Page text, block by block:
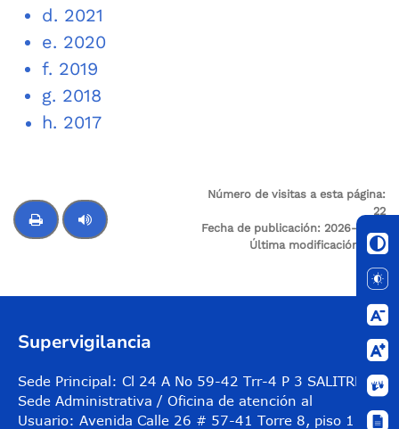
d. 2021
e. 2020
f. 2019
g. 2018
h. 2017
Número de visitas a esta página:
22
Fecha de publicación: 2026-01-10
Última modificación:
N/A
Supervigilancia
Sede Principal: Cl 24 A No 59-42 Trr-4 P 3 SALITRE
Sede Administrativa / Oficina de atención al
Usuario: Avenida Calle 26 # 57-41 Torre 8, piso 11